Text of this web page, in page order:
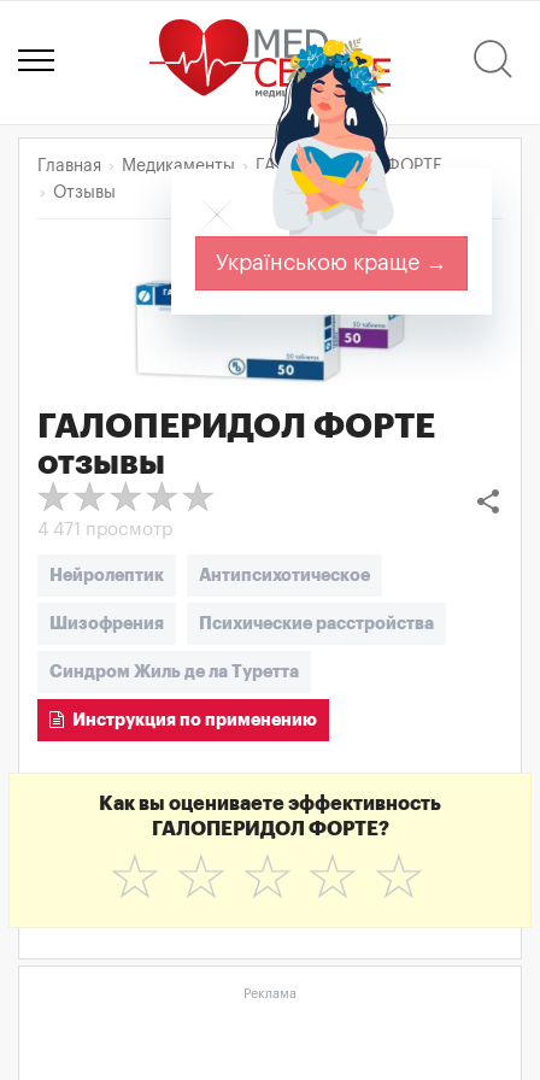
Главная Медикаменты
ГАЛОПЕРИДОЛ ФОРТЕ
Отзывы
ГАЛОПЕРИДОЛ ФОРТЕ
отзывы
share
4 471 просмотр
Нейролептик Антипсихотическое
Шизофрения Психические расстройства
Синдром Жиль де ла Туретта
Инструкция по применению
Как вы оцениваете эффективность
ГАЛОПЕРИДОЛ ФОРТЕ?
☆
☆
☆
☆
☆
Реклама
Українською краще →